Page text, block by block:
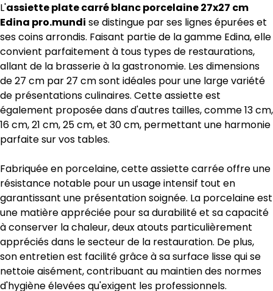
L'assiette plate carré blanc porcelaine 27x27 cm
Edina pro.mundi se distingue par ses lignes épurées et
ses coins arrondis. Faisant partie de la gamme Edina, elle
convient parfaitement à tous types de restaurations,
allant de la brasserie à la gastronomie. Les dimensions
de 27 cm par 27 cm sont idéales pour une large variété
de présentations culinaires. Cette assiette est
également proposée dans d'autres tailles, comme 13 cm,
16 cm, 21 cm, 25 cm, et 30 cm, permettant une harmonie
parfaite sur vos tables.
Fabriquée en porcelaine, cette assiette carrée offre une
résistance notable pour un usage intensif tout en
garantissant une présentation soignée. La porcelaine est
une matière appréciée pour sa durabilité et sa capacité
à conserver la chaleur, deux atouts particulièrement
appréciés dans le secteur de la restauration. De plus,
son entretien est facilité grâce à sa surface lisse qui se
nettoie aisément, contribuant au maintien des normes
d'hygiène élevées qu'exigent les professionnels.